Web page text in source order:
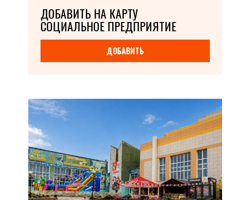
ДОБАВИТЬ НА КАРТУ
СОЦИАЛЬНОЕ ПРЕДПРИЯТИЕ
ДОБАВИТЬ